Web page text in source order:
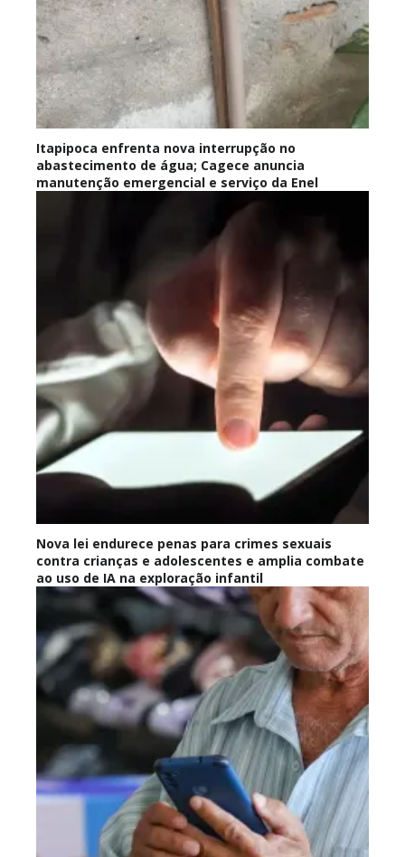
Itapipoca enfrenta nova interrupção no
abastecimento de água; Cagece anuncia
manutenção emergencial e serviço da Enel
Nova lei endurece penas para crimes sexuais
contra crianças e adolescentes e amplia combate
ao uso de IA na exploração infantil